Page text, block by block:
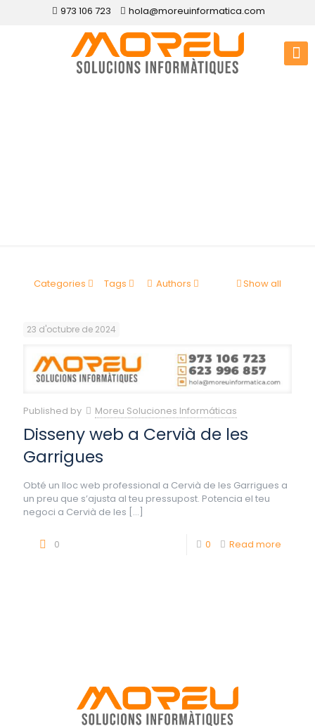
973 106 723 hola@moreuinformatica.com
Categories Tags Authors Show all
23 d'octubre de 2024
Published by Moreu Soluciones Informáticas
Disseny web a Cervià de les
Garrigues
Obté un lloc web professional a Cervià de les Garrigues a
un preu que s’ajusta al teu pressupost. Potencia el teu
negoci a Cervià de les […]
0 0 Read more